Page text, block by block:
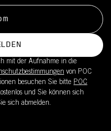
mit der Aufnahme in die
von POC
besuchen Sie bitte POC
und Sie können sich
sich abmelden.